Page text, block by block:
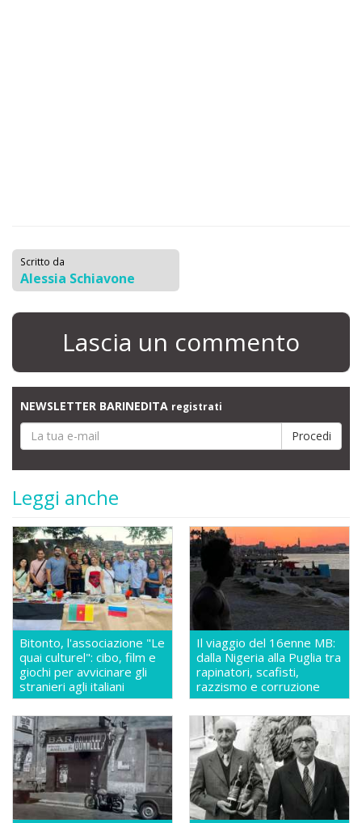
Scritto da
Alessia Schiavone
Lascia un commento
NEWSLETTER BARINEDITA registrati
Leggi anche
Bitonto, l'associazione "Le
quai culturel": cibo, film e
giochi per avvicinare gli
stranieri agli italiani
Il viaggio del 16enne MB:
dalla Nigeria alla Puglia tra
rapinatori, scafisti,
razzismo e corruzione